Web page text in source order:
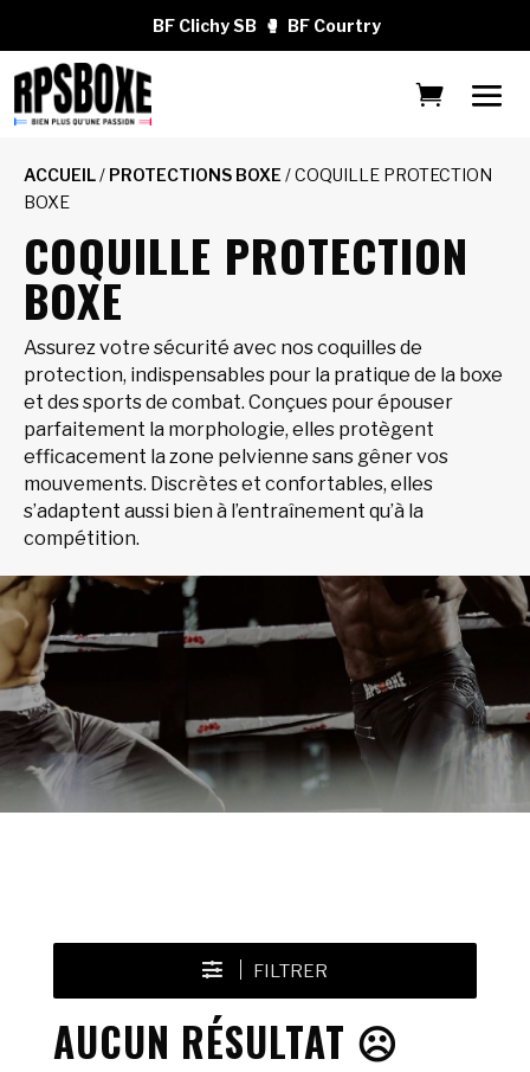
BF Clichy SB 🥊 BF Courtry
ACCUEIL/ PROTECTIONS BOXE / COQUILLE PROTECTION
BOXE
COQUILLE PROTECTION
BOXE
Assurez votre sécurité avec nos coquilles de
protection, indispensables pour la pratique de la boxe
et des sports de combat. Conçues pour épouser
parfaitement la morphologie, elles protègent
efficacement la zone pelvienne sans gêner vos
mouvements. Discrètes et confortables, elles
s’adaptent aussi bien à l’entraînement qu’à la
compétition.
FILTRER
AUCUN RÉSULTAT ☹️